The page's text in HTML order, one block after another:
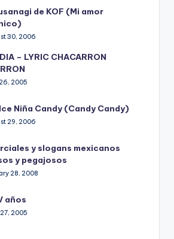
de KOF (Mi amor
30, 2006
– LYRIC CHACARRON
2005
Niña Candy (Candy Candy)
29, 2006
y slogans mexicanos
y pegajosos
28, 2008
años
2005